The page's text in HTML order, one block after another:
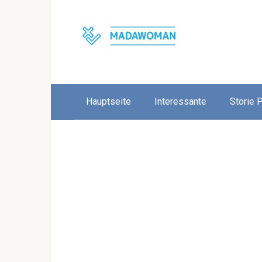
Hauptseite Interessante Storie